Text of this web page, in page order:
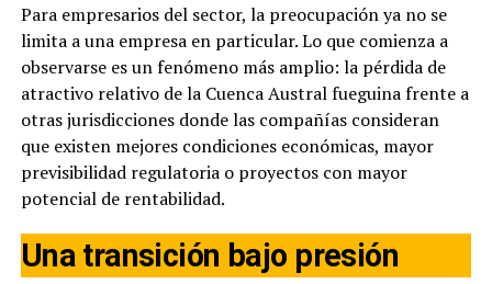
Para empresarios del sector, la preocupación ya no se
limita a una empresa en particular. Lo que comienza a
observarse es un fenómeno más amplio: la pérdida de
atractivo relativo de la Cuenca Austral fueguina frente a
otras jurisdicciones donde las compañías consideran
que existen mejores condiciones económicas, mayor
previsibilidad regulatoria o proyectos con mayor
potencial de rentabilidad.
Una transición bajo presión